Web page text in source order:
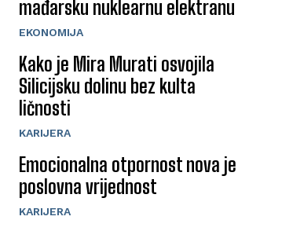
mađarsku nuklearnu elektranu
EKONOMIJA
Kako je Mira Murati osvojila
Silicijsku dolinu bez kulta
ličnosti
KARIJERA
Emocionalna otpornost nova je
poslovna vrijednost
KARIJERA